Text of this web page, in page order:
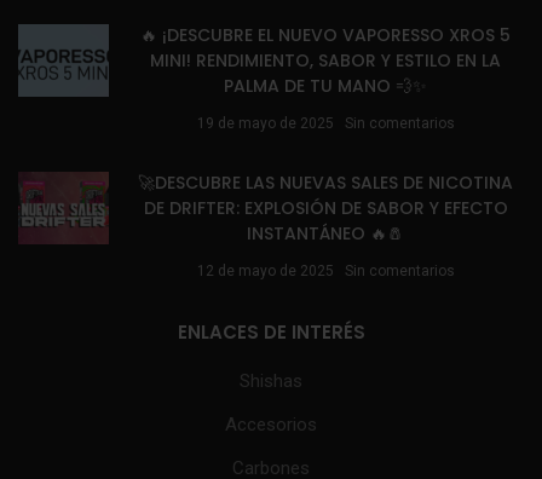
🔥 ¡DESCUBRE EL NUEVO VAPORESSO XROS 5
MINI! RENDIMIENTO, SABOR Y ESTILO EN LA
PALMA DE TU MANO 💨✨
19 de mayo de 2025 Sin comentarios
🚀DESCUBRE LAS NUEVAS SALES DE NICOTINA
DE DRIFTER: EXPLOSIÓN DE SABOR Y EFECTO
INSTANTÁNEO 🔥🧂
12 de mayo de 2025 Sin comentarios
ENLACES DE INTERÉS
Shishas
Accesorios
Carbones